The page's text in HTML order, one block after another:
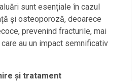
sunt esențiale în cazul
și osteoporoză, deoarece
prevenind fracturile, mai
au un impact semnificativ
și tratament